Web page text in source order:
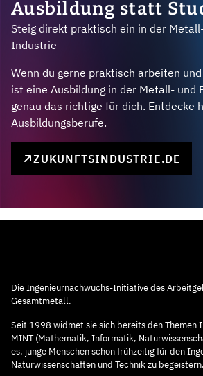
Ausbildung statt
Steig direkt praktisch ein in der
Industrie
Wenn du gerne praktisch arbeiten
ist eine Ausbildung in der Metall- und
genau das richtige für dich. Entdecke
Ausbildungsberufe.
ZUKUNFTSINDUSTRIE.DE
Die Ingenieurnachwuchs-Initiative des
Gesamtmetall.
Seit 1998 widmet sie sich bereits den Themen
MINT (Mathematik, Informatik,
es, junge Menschen schon frühzeitig für den
Naturwissenschaften und Technik zu begeistern.